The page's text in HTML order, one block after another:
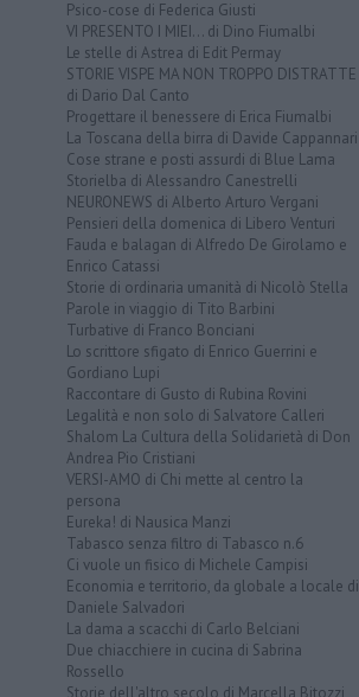
Psico-cose di Federica Giusti
VI PRESENTO I MIEI... di Dino Fiumalbi
Le stelle di Astrea di Edit Permay
STORIE VISPE MA NON TROPPO DISTRATTE
di Dario Dal Canto
Progettare il benessere di Erica Fiumalbi
La Toscana della birra di Davide Cappannari
Cose strane e posti assurdi di Blue Lama
Storielba di Alessandro Canestrelli
NEURONEWS di Alberto Arturo Vergani
Pensieri della domenica di Libero Venturi
Fauda e balagan di Alfredo De Girolamo e
Enrico Catassi
Storie di ordinaria umanità di Nicolò Stella
Parole in viaggio di Tito Barbini
Turbative di Franco Bonciani
Lo scrittore sfigato di Enrico Guerrini e
Gordiano Lupi
Raccontare di Gusto di Rubina Rovini
Legalità e non solo di Salvatore Calleri
Shalom La Cultura della Solidarietà di Don
Andrea Pio Cristiani
VERSI-AMO di Chi mette al centro la
persona
Eureka! di Nausica Manzi
Tabasco senza filtro di Tabasco n.6
Ci vuole un fisico di Michele Campisi
Economia e territorio, da globale a locale di
Daniele Salvadori
La dama a scacchi di Carlo Belciani
Due chiacchiere in cucina di Sabrina
Rossello
Storie dell'altro secolo di Marcella Bitozzi